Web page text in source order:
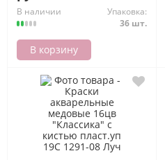
В наличии
Упаковка:
36 шт.
В корзину